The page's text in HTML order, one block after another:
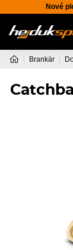
Nové
Brankár